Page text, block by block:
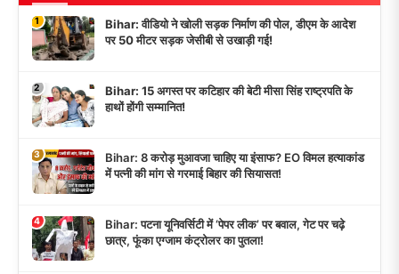
1
Bihar: वीडियो ने खोली सड़क निर्माण की पोल, डीएम के आदेश
पर 50 मीटर सड़क जेसीबी से उखाड़ी गई!
2
Bihar: 15 अगस्त पर कटिहार की बेटी मीसा सिंह राष्ट्रपति के
हाथों होंगी सम्मानित!
3
Bihar: 8 करोड़ मुआवजा चाहिए या इंसाफ? EO विमल हत्याकांड
में पत्नी की मांग से गरमाई बिहार की सियासत!
4
Bihar: पटना यूनिवर्सिटी में ‘पेपर लीक’ पर बवाल, गेट पर चढ़े
छात्र, फूंका एग्जाम कंट्रोलर का पुतला!